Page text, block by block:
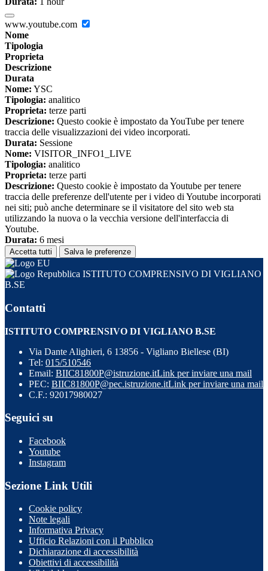
www.youtube.com
Nome
Tipologia
Proprieta
Descrizione
Durata
Nome: YSC
Tipologia: analitico
Proprieta: terze parti
Descrizione: Questo cookie è impostato da YouTube per tenere
traccia delle visualizzazioni dei video incorporati.
Durata: Sessione
Nome: VISITOR_INFO1_LIVE
Tipologia: analitico
Proprieta: terze parti
Descrizione: Questo cookie è impostato da Youtube per tenere
traccia delle preferenze dell'utente per i video di Youtube incorporati
nei siti; può anche determinare se il visitatore del sito web sta
utilizzando la nuova o la vecchia versione dell'interfaccia di
Youtube.
Durata: 6 mesi
Accetta tutti Salva le preferenze
ISTITUTO COMPRENSIVO DI VIGLIANO
B.SE
Contatti
ISTITUTO COMPRENSIVO DI VIGLIANO B.SE
Via Dante Alighieri, 6 13856 - Vigliano Biellese (BI)
Tel: 015/510546
Email: BIIC81800P@istruzione.itLink per inviare una mail
PEC: BIIC81800P@pec.istruzione.itLink per inviare una mail
C.F.: 92017980027
Seguici su
Facebook
Youtube
Instagram
Sezione Link Utili
Cookie policy
Note legali
Informativa Privacy
Ufficio Relazioni con il Pubblico
Dichiarazione di accessibilità
Obiettivi di accessibilità